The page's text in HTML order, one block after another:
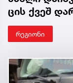
ცის ქვეშ
რეგიონი